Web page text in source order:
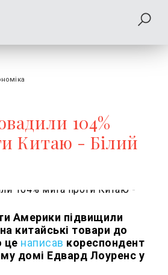
104%
Китаю - Білий
Америки підвищили
китайські товари до
це написав кореспондент
домі Едвард Лоуренс у